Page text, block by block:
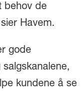
behov de
Havem.
gode
kundene å se